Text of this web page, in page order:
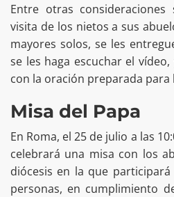
Entre otras
visita de los nietos a sus
mayores solos, se les
se les haga escuchar el
con la oración preparada para
Misa del Papa
En Roma, el 25 de julio a las
celebrará una misa con los
diócesis en la que
personas, en cumplimiento